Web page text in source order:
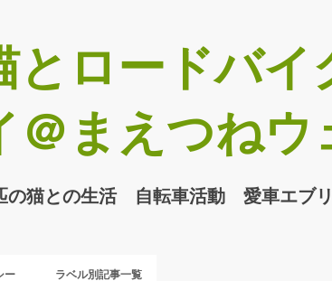
とロードバイ
＠まえつねウ
の猫との生活 自転車活動 愛車エブ
ー ラベル別記事一覧